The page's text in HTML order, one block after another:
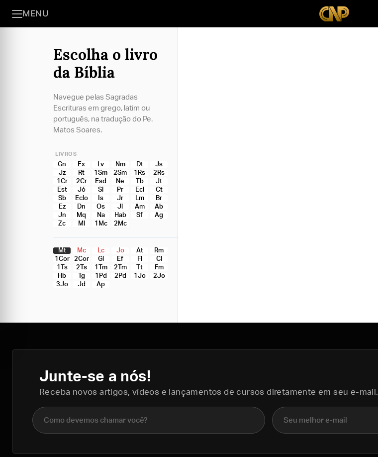
MENU
Escolha o livro
da Bíblia
Navegue pelas Sagradas
Escrituras em grego, latim ou
português, na tradução do Pe.
Matos Soares.
LIVROS
Gn Ex Lv Nm Dt
Js
Jz
Rt 1Sm 2Sm 1Rs
2Rs
1Cr
2Cr Esd Ne Tb
Jt
Est
Jó Sl Pr Ecl
Ct
Sb
Eclo Is Jr Lm
Br
Ez
Dn Os Jl Am
Ab
Jn
Mq Na Hab Sf
Ag
Zc
Ml 1Mc 2Mc
Mt Mc Lc Jo At
Rm
1Cor
2Cor Gl Ef Fl
Cl
1Ts
2Ts 1Tm 2Tm Tt
Fm
Hb
Tg 1Pd 2Pd 1Jo
2Jo
3Jo
Jd Ap
Junte-se a nós!
Receba novos artigos, vídeos e lançamentos de cursos diretamente em seu e-mail.
Nome completo E-mail